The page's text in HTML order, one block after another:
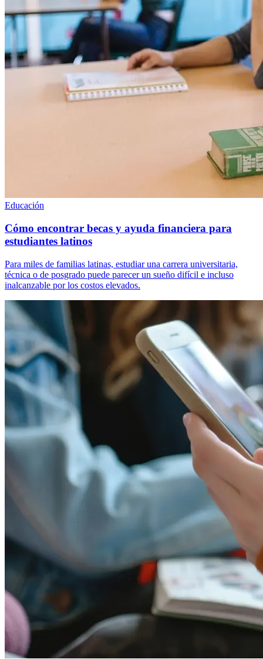
Educación
Cómo encontrar becas y ayuda financiera para
estudiantes latinos
Para miles de familias latinas, estudiar una carrera universitaria,
técnica o de posgrado puede parecer un sueño difícil e incluso
inalcanzable por los costos elevados.